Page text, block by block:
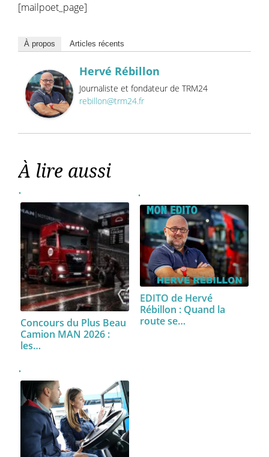
[mailpoet_page]
À propos Articles récents
Hervé Rébillon
Journaliste et fondateur de TRM24
rebillon@trm24.fr
À lire aussi
Concours du Plus Beau
Camion MAN 2026 :
les…
EDITO de Hervé
Rébillon : Quand la
route se…